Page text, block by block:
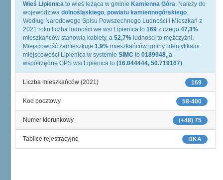
Wieś Lipienica to wieś leżąca w gminie Kamienna Góra. Należy do
województwa dolnośląskiego, powiatu kamiennogórskiego.
Według Narodowego Spisu Powszechnego Ludności i Mieszkań z
2021 roku liczba ludności we wsi Lipienica to 169 z czego 47,3%
mieszkańców stanowią kobiety, a 52,7% ludności to mężczyźni.
Miejscowość zamieszkuje 1,9% mieszkańców gminy. Identyfikator
miejscowości Lipienica w systemie SIMC to 0189948, a
współrzędne GPS wsi Lipienica to (16.044444, 50.719167).
169
Liczba mieszkańców (2021)
58-400
Kod pocztowy
(+48) 75
Numer kierunkowy
DKA
Tablice rejestracyjne